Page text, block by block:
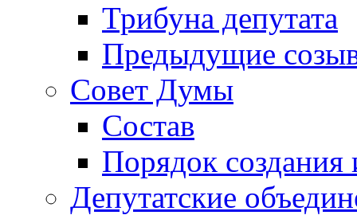
Трибуна депутата
Предыдущие
Совет Думы
Состав
Порядок создания
Депутатские